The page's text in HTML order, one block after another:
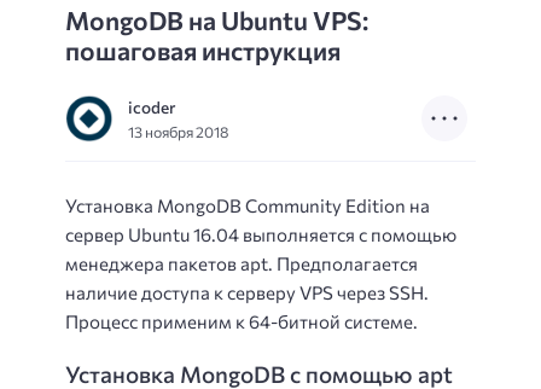
MongoDB на Ubuntu VPS:
пошаговая инструкция
icoder
13 ноября 2018
Установка MongoDB Community Edition на
сервер Ubuntu 16.04 выполняется с помощью
менеджера пакетов apt. Предполагается
наличие доступа к серверу VPS через SSH.
Процесс применим к 64-битной системе.
Установка MongoDB с помощью apt